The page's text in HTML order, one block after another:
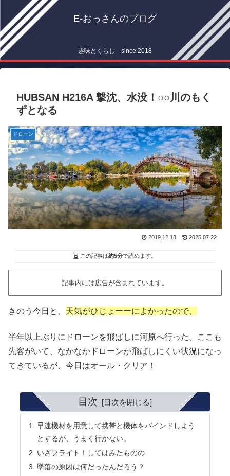
E-おっさんのブログ
趣味とくらし since 2018
HUBSAN H216A 撃沈、水没！○○川のもく
ずとなる
ドローン
2019.12.13 2025.07.22
この記事は約5分で読めます。
記事内には広告が含まれています。
きのう今日と、 天気がひじょーーによかったので
半年以上ぶりにドローンを飛ばしに河原へ行った。ここも
先客がいて、なかなかドローンが飛ばしにくい状況になっ
てきているが、今日はオール・クリア！
目次
早速機材を用意して携帯と機体をバインドしよう
とするが、うまく行かない。
いざフライト！してはみたものの
墜落の原因は何だったんだろう？